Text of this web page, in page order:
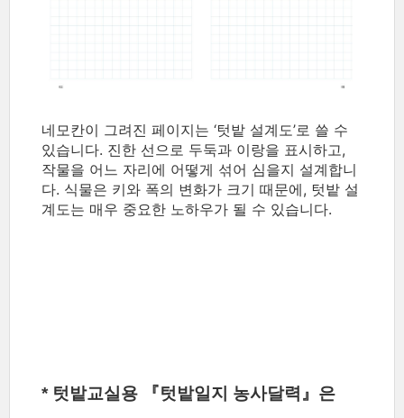
네모칸이 그려진 페이지는 ‘텃밭 설계도’로 쓸 수
있습니다. 진한 선으로 두둑과 이랑을 표시하고,
작물을 어느 자리에 어떻게 섞어 심을지 설계합니
다. 식물은 키와 폭의 변화가 크기 때문에, 텃밭 설
계도는 매우 중요한 노하우가 될 수 있습니다.
* 텃밭교실용 『텃밭일지 농사달력』은